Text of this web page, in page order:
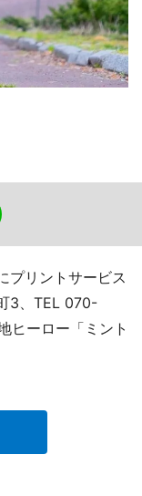
プリントサービス
3、TEL 070-
ヒーロー「ミント